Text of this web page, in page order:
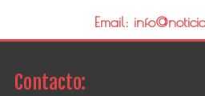
Email:
Contacto: